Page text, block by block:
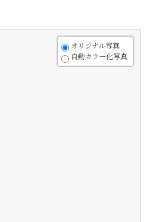
オリジナル写真
自動カラー化写真